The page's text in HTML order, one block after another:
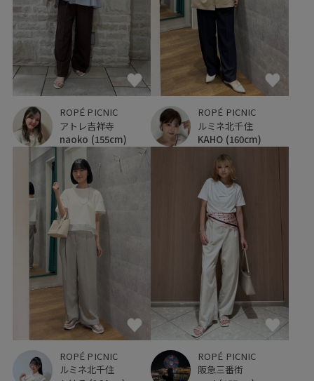
ROPÉ PICNIC
アトレ吉祥寺
naoko (155cm)
ROPÉ PICNIC
ルミネ北千住
KAHO (160cm)
ROPÉ PICNIC
ルミネ北千住
ROPÉ PICNIC
阪急三番街